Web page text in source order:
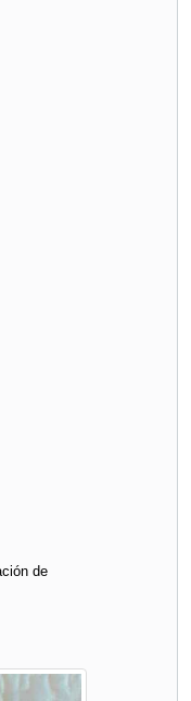
de